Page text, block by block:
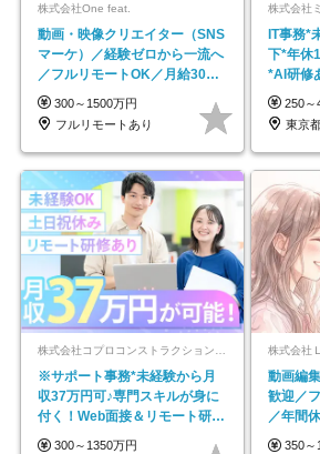
株式会社One feat.
動画・映像クリエイター（SNS
マーケ）／経験ゼロから一流へ
／フルリモートOK／月給30万
円～／年休130日以上
300～1500万円
フルリモートあり
株式会社
IT事務*
下*年休
*AI研修
なし
250～
東京都_
※サポート事務*未経験から月
収37万円可♪専門スキルが身に
付く！Web面接＆リモート研修
も充実♪/a
300～1350万円
株式会社
動画編
歓迎／
／年間
イル自
350～